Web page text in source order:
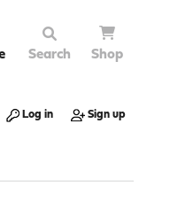
Search Shop
Log in Sign up